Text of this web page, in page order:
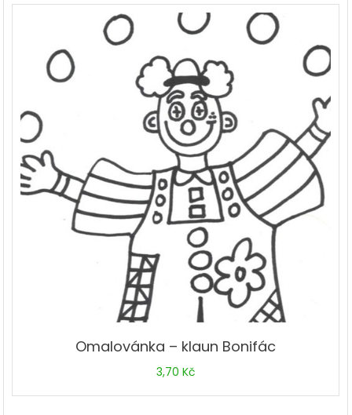
Omalovánka – klaun Bonifác
3,70 Kč